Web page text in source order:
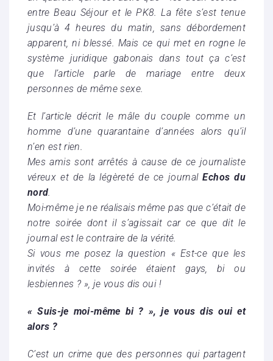
entre Beau Séjour et le PK8. La fête s’est tenue
jusqu’à 4 heures du matin, sans débordement
apparent, ni blessé. Mais ce qui met en rogne le
système juridique gabonais dans tout ça c’est
que l’article parle de mariage entre deux
personnes de même sexe.
Et l’article décrit le mâle du couple comme un
homme d’une quarantaine d’années alors qu’il
n’en est rien.
Mes amis sont arrêtés à cause de ce journaliste
véreux et de la légèreté de ce journalEchos du
nord.
Moi-même je ne réalisais même pas que c’était de
notre soirée dont il s’agissait car ce que dit le
journal est le contraire de la vérité.
Si vous me posez la question « Est-ce que les
invités à cette soirée étaient gays, bi ou
lesbiennes ? », je vous dis oui !
« Suis-je moi-même bi ? », je vous dis oui et
alors ?
C’est un crime que des personnes qui partagent